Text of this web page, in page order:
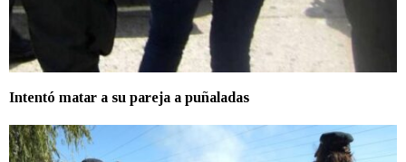
Intentó matar a su pareja a puñaladas